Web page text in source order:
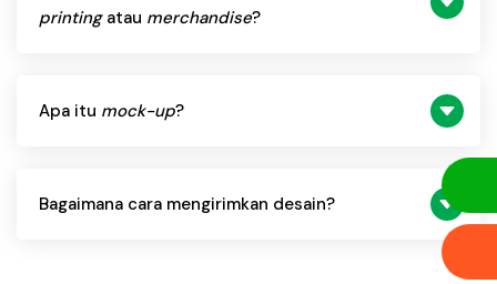
printingatau merchandise?
Apa itu mock-up?
Bagaimana cara mengirimkan desain?